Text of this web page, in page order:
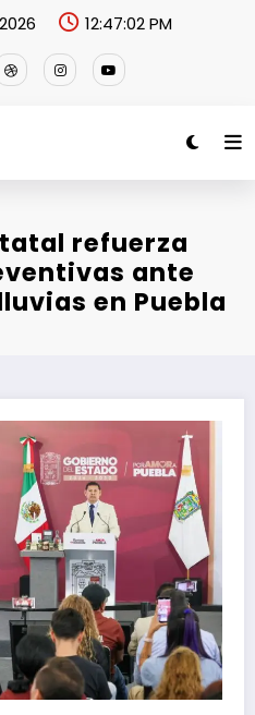
12:47:02 PM
refuerza
ante
en Puebla